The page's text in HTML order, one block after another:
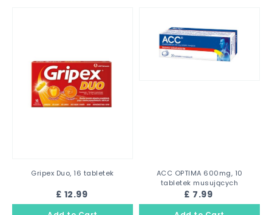
Gripex Duo, 16 tabletek
£ 12.99
ACC OPTIMA 600mg, 10
tabletek musujących
£ 7.99